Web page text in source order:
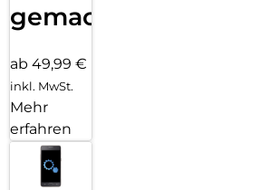
gemacht!
ab 49,99 €
inkl. MwSt.
Mehr
erfahren